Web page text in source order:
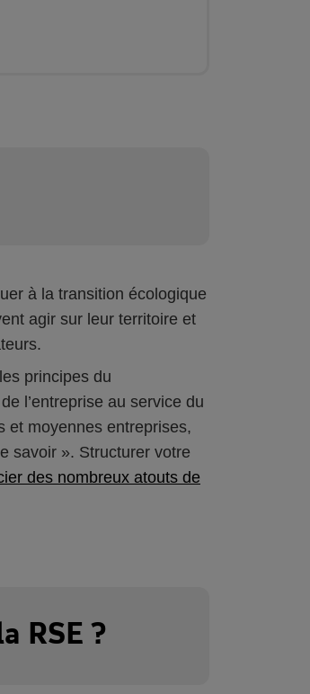
à la transition écologique
agir sur leur territoire et
principes du
l’entreprise au service du
et moyennes entreprises,
savoir ». Structurer votre
des nombreux atouts de
RSE ?